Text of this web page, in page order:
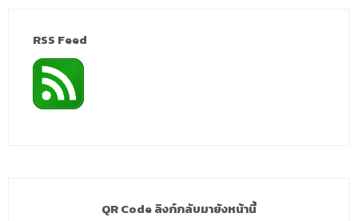
RSS Feed
QR Code ลิงก์กลับมายังหน้านี้